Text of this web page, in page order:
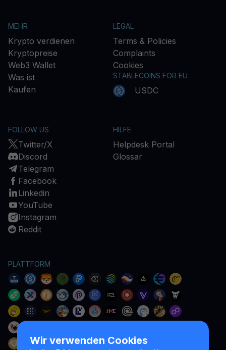
Wir verwenden Cookies
MEHR
Krypto verdienen
Kryptopreise
Web3 Wallet
Was ist
Kaufen
LEGAL
Terms & Policies
Complaints
Cookies
STABLECOINS FOR EU
USDC
FOLLOW US
Twitter/X
Discord
Telegram
Facebook
Linkedin
YouTube
Instagram
Reddit
HILFE
Helpdesk Portal
Glossar
PLATTFORM